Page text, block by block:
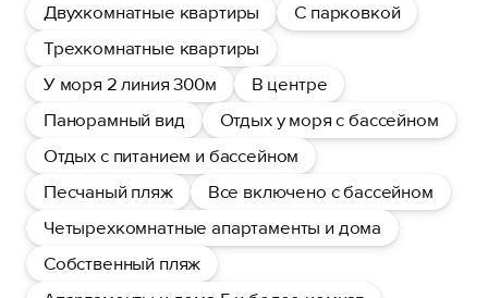
Двухкомнатные квартиры
С парковкой
Трехкомнатные квартиры
У моря 2 линия 300м
В центре
Панорамный вид
Отдых у моря с бассейном
Отдых с питанием и бассейном
Песчаный пляж
Все включено с бассейном
Четырехкомнатные апартаменты и дома
Собственный пляж